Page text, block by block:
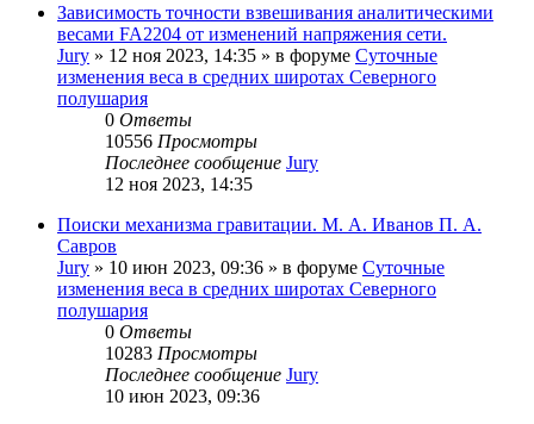
Зависимость точности взвешивания аналитическими
весами FA2204 от изменений напряжения сети.
Jury » 12 ноя 2023, 14:35 » в форуме Суточные
изменения веса в средних широтах Северного
полушария
0 Ответы
10556 Просмотры
Последнее сообщение Jury
12 ноя 2023, 14:35
Поиски механизма гравитации. М. А. Иванов П. А.
Савров
Jury » 10 июн 2023, 09:36 » в форуме Суточные
изменения веса в средних широтах Северного
полушария
0 Ответы
10283 Просмотры
Последнее сообщение Jury
10 июн 2023, 09:36